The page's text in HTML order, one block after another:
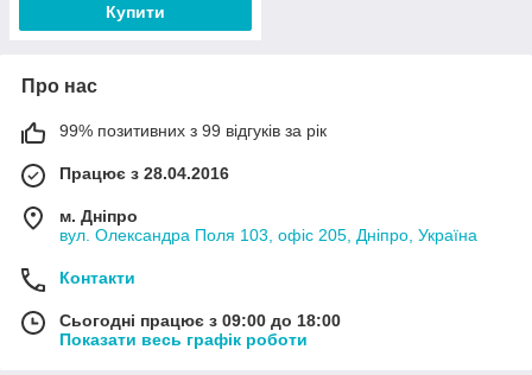
Купити
Про нас
99% позитивних з 99 відгуків за рік
Працює з 28.04.2016
м. Дніпро
вул. Олександра Поля 103, офіс 205, Дніпро, Україна
Контакти
Сьогодні працює з 09:00 до 18:00
Показати весь графік роботи